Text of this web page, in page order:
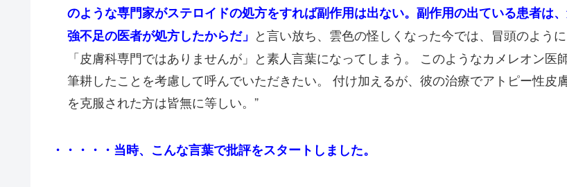
のような専門家がステロイドの処方をすれば副作用は出ない。副作用の出ている患者は
強不足の医者が処方したからだ」 と言い放ち、雲色の怪しくなった今では、冒頭のように
「皮膚科専門ではありませんが」と素人言葉になってしまう。 このようなカメレオン医
筆耕したことを考慮して呼んでいただきたい。 付け加えるが、彼の治療でアトピー性皮
を克服された方は皆無に等しい。”
・・・・・当時、こんな言葉で批評をスタートしました。